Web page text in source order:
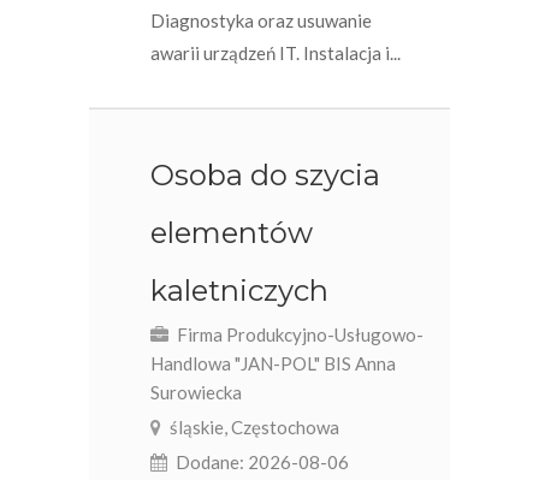
Diagnostyka oraz usuwanie
awarii urządzeń IT. Instalacja i...
Osoba do szycia
elementów
kaletniczych
Firma Produkcyjno-Usługowo-
Handlowa "JAN-POL" BIS Anna
Surowiecka
śląskie, Częstochowa
Dodane: 2026-08-06